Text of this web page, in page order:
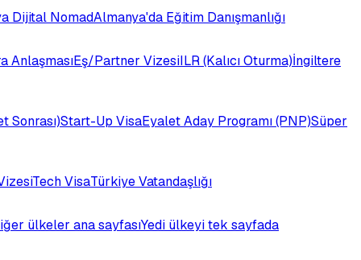
Dijital NomadAlmanya'da Eğitim Danışmanlığı
AnlaşmasıEş/Partner VizesiILR (Kalıcı Oturma)İngiltere
Sonrası)Start-Up VisaEyalet Aday Programı (PNP)Süper
Tech VisaTürkiye Vatandaşlığı
ülkeler ana sayfasıYedi ülkeyi tek sayfada